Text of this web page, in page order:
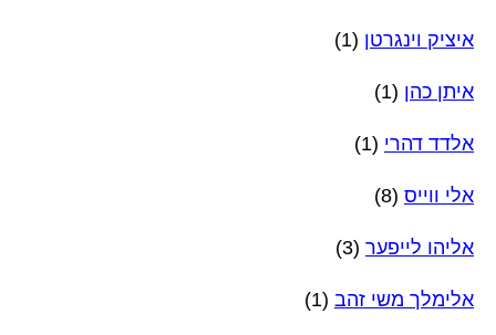
איציק וינגרטן (1)
איתן כהן (1)
אלדד דהרי (1)
אלי ווייס (8)
אליהו לייפער (3)
אלימלך משי זהב (1)